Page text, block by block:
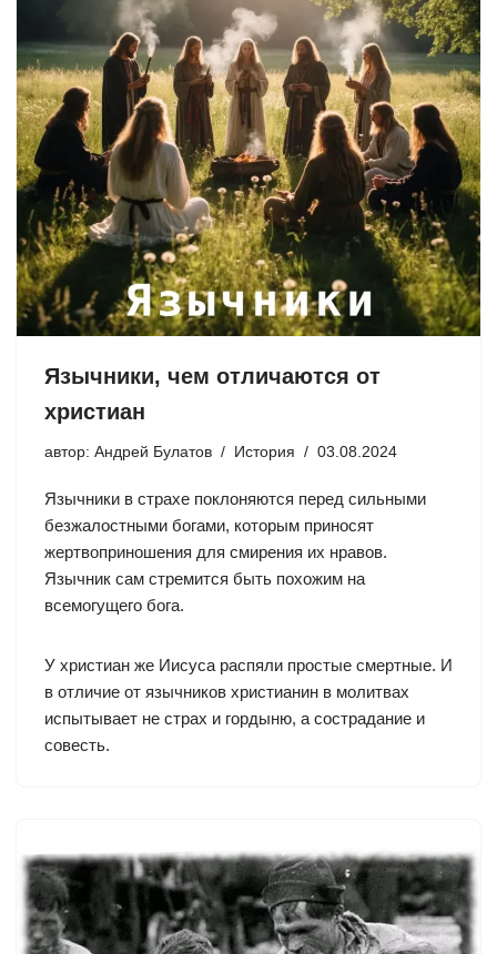
Язычники, чем отличаются от
христиан
автор: Андрей Булатов История 03.08.2024
Язычники в страхе поклоняются перед сильными
безжалостными богами, которым приносят
жертвоприношения для смирения их нравов.
Язычник сам стремится быть похожим на
всемогущего бога.
У христиан же Иисуса распяли простые смертные. И
в отличие от язычников христианин в молитвах
испытывает не страх и гордыню, а сострадание и
совесть.